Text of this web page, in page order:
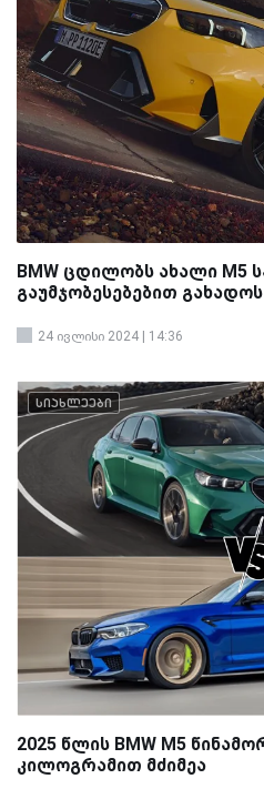
BMW ცდილობს ახალი M5
გაუმჯობესებებით გახადოს
24 ივლისი 2024 | 14:36
სიახლეები
2025 წლის BMW M5
კილოგრამით მძიმეა